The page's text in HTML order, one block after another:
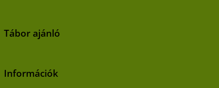
Tábor ajánló
Információk